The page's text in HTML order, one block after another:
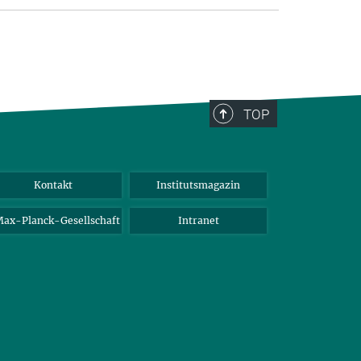
TOP
Kontakt Institutsmagazin
Planck-Gesellschaft Intranet